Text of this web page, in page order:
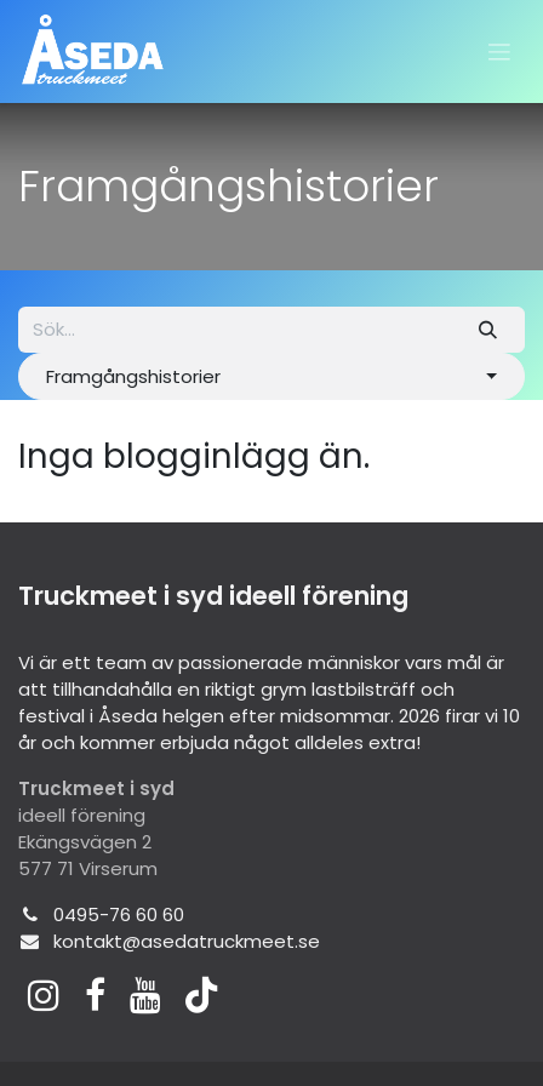
Hoppa till innehåll
Framgångshistorier
Framgångshistorier
Inga blogginlägg än.
Truckmeet i syd ideell förening
Vi är ett team av passionerade människor vars mål är
att tillhandahålla en riktigt grym lastbilsträff och
festival i Åseda helgen efter midsommar. 2026 firar vi 10
år och kommer erbjuda något alldeles extra!
Truckmeet i syd
ideell förening
Ekängsvägen 2
577 71 Virserum
0495-76 60 60
kontakt@asedatruckmeet.se